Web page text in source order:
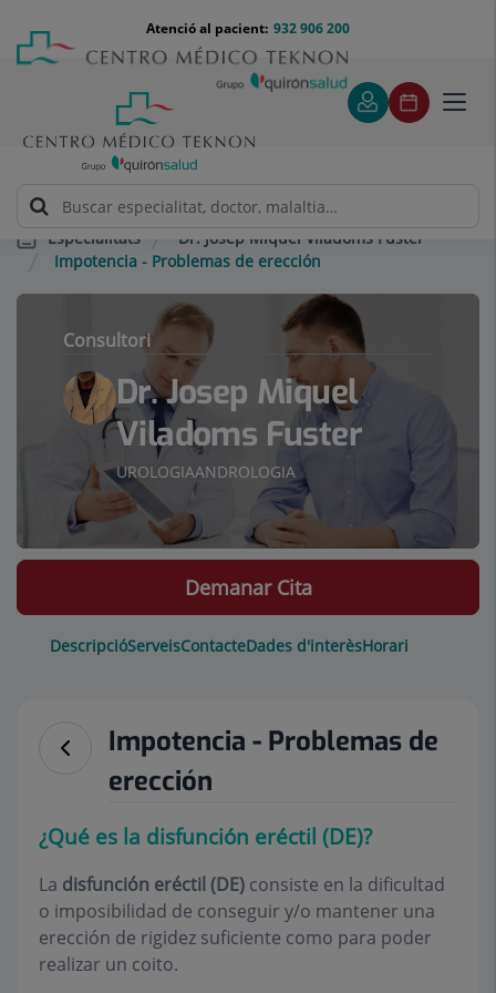
contingut
Menú
teléfono
cabecera
932 906 200
Atenció al pacient:
Especialitats
Dr. Josep Miquel Viladoms Fuster
Impotencia - Problemas de erección
Consultori
Dr. Josep Miquel
Viladoms Fuster
UROLOGIAANDROLOGIA
DescripcióServeisContacteDades d'interèsHorari
Demanar Cita
Impotencia - Problemas de
erección
¿Qué es la disfunción eréctil (DE)?
La disfunción eréctil (DE) consiste en la dificultad
o imposibilidad de conseguir y/o mantener una
erección de rigidez suficiente como para poder
realizar un coito.